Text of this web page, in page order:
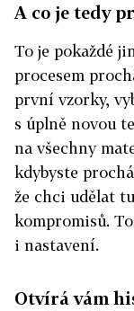
A co je tedy
To je pokaždé
procesem
první vzorky,
s úplně novou
na všechny
kdybyste
že chci udělat
kompromisů.
i nastavení.
Otvírá vám